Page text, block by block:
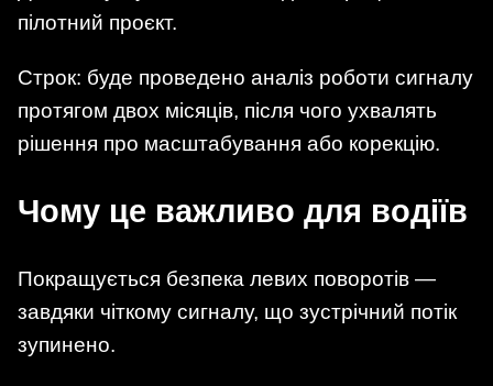
пілотний проєкт.
Строк: буде проведено аналіз роботи сигналу
протягом двох місяців, після чого ухвалять
рішення про масштабування або корекцію.
Чому це важливо для водіїв
Покращується безпека левих поворотів —
завдяки чіткому сигналу, що зустрічний потік
зупинено.